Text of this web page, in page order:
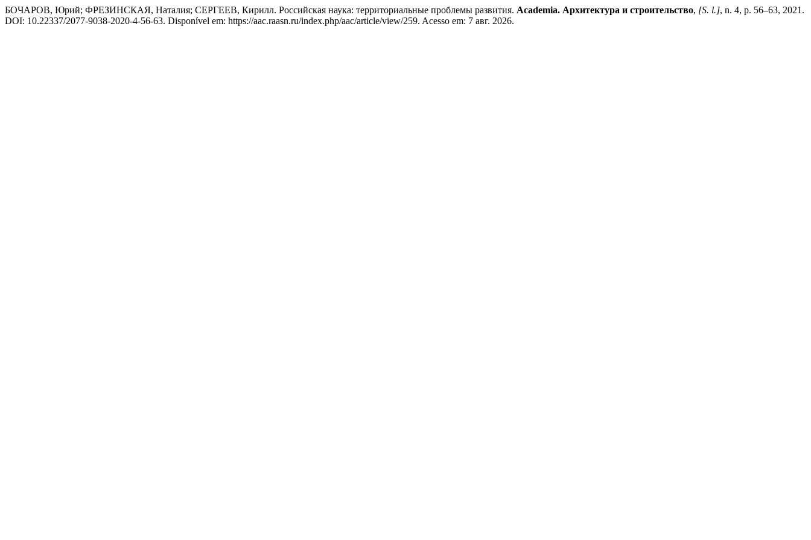
БОЧАРОВ, Юрий; ФРЕЗИНСКАЯ, Наталия; СЕРГЕЕВ, Кирилл. Российская наука: территориальные проблемы развития. Academia. Архитектура и строительство, [S. l.], n. 4, p. 56–63, 2021.
DOI: 10.22337/2077-9038-2020-4-56-63. Disponível em: https://aac.raasn.ru/index.php/aac/article/view/259. Acesso em: 7 авг. 2026.